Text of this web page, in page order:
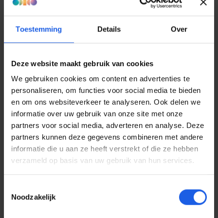
Toestemming Details Over
Deze website maakt gebruik van cookies
We gebruiken cookies om content en advertenties te
personaliseren, om functies voor social media te bieden
en om ons websiteverkeer te analyseren. Ook delen we
informatie over uw gebruik van onze site met onze
partners voor social media, adverteren en analyse. Deze
partners kunnen deze gegevens combineren met andere
informatie die u aan ze heeft verstrekt of die ze hebben
verzameld op basis van uw gebruik van hun services.
Noodzakelijk
accessoires.odido.nl. Zo actueel en accuraat mogelijk te
Accessoires.odido.nl kan niet aansprakelijk worden gesteld
voor eventuele onjuistheden of onvolledigheden in de
diensten op onze website is volledig op eigen risico.
Accessoires.odido.nl is niet aansprakelijk voor enige schade
die voortvloeit uit het gebruik van deze webwinkel.
Auteursrechten en intellectueel eigendom
Alle inhoud op deze website, waaronder teksten,
afbeeldingen, logo's en grafische elementen, is eigendom
van Accessoires.odido.nl of haar licentiegevers, tenzij
anders vermeld. Het is niet toegestaan om deze inhoud
zonder schriftelijke toestemming van Accessoires.odido.nl
Externe links